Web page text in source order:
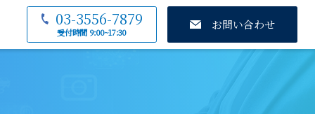
03-3556-7879
受付時間 9:00~17:30
お問い合わせ